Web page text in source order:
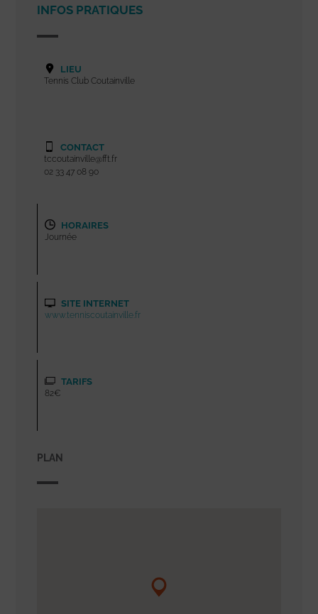
INFOS PRATIQUES
LIEU
Tennis Club Coutainville
CONTACT
tccoutainville@fft.fr
02 33 47 08 90
HORAIRES
Journée
SITE INTERNET
www.tenniscoutainville.fr
TARIFS
82€
PLAN